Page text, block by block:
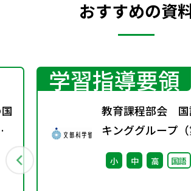
おすすめの資
学習指導要領
教育課程部会 国
キンググループ
回） 配付資料
小 中 高 国語